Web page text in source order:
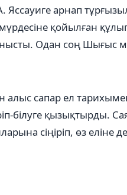
Яссауиге арнап
қойылған
Одан соң Шығыс
алыс сапар ел
білуге қызықтырды.
сіңіріп, өз еліне